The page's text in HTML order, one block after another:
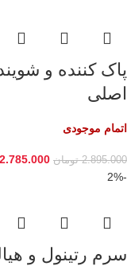
پاک کننده و
اصلی
اتمام موجودی
2.895.000 تومان 2.785.000
-2%